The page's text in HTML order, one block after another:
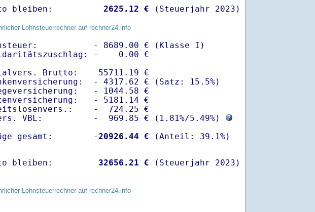
bleiben: 2625.12 € (Steuerjahr 2023)
Lohnsteuerrechner auf rechner24.info
- 8689.00 € (Klasse I)
-    0.00 €
Brutto:    55711.19 €
- 4317.62 € (Satz: 15.5%)
- 1044.58 €
- 5181.14 €
-  724.25 €
VBL:          -  969.85 € ( 1.81%/5.49%)
gesamt:        -20926.44 €
bleiben: 32656.21 € (Steuerjahr 2023)
Lohnsteuerrechner auf rechner24.info